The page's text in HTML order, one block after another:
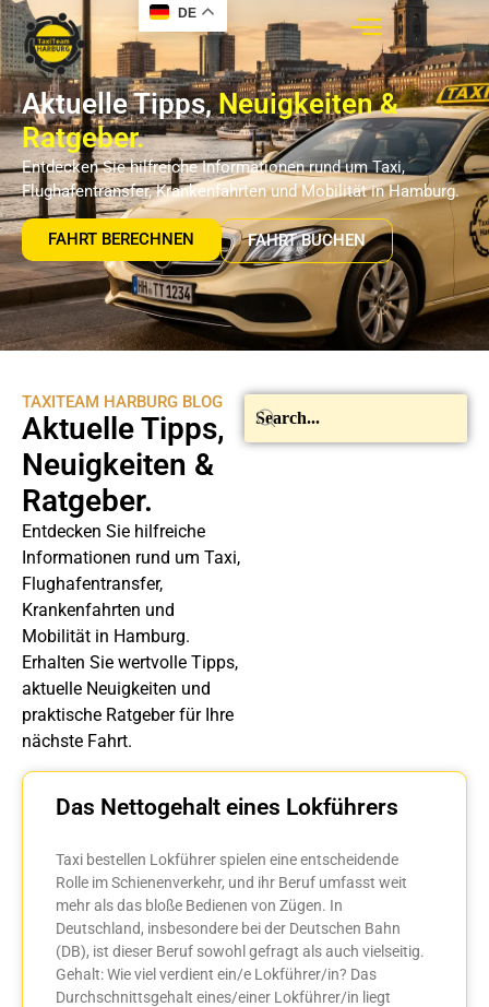
DE
Aktuelle Tipps,Neuigkeiten &
Ratgeber.
Entdecken Sie hilfreiche Informationen rund um Taxi,
Flughafentransfer, Krankenfahrten und Mobilität in Hamburg.
FAHRT BERECHNEN FAHRT BUCHEN
TAXITEAM HARBURG BLOG
Aktuelle Tipps,
Neuigkeiten &
Ratgeber.
Entdecken Sie hilfreiche
Informationen rund um Taxi,
Flughafentransfer,
Krankenfahrten und
Mobilität in Hamburg.
Erhalten Sie wertvolle Tipps,
aktuelle Neuigkeiten und
praktische Ratgeber für Ihre
nächste Fahrt.
Das Nettogehalt eines Lokführers
Taxi bestellen Lokführer spielen eine entscheidende
Rolle im Schienenverkehr, und ihr Beruf umfasst weit
mehr als das bloße Bedienen von Zügen. In
Deutschland, insbesondere bei der Deutschen Bahn
(DB), ist dieser Beruf sowohl gefragt als auch vielseitig.
Gehalt: Wie viel verdient ein/e Lokführer/in? Das
Durchschnittsgehalt eines/einer Lokführer/in liegt